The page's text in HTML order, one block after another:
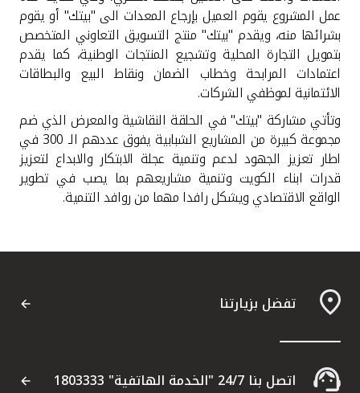
عمل المشروع يقوم العميل بإرجاع المعدات الى "بيتك" أو يقوم
بشرائها منه، ويقدم "بيتك" منتج التسويق التعاوني المتخصص
بتمويل التجارة المحلية وتشجيع المنتجات الوطنية، كما يقدم
اعتمادات المرابحة وخطاب الضمان ونقاط البيع والبطاقات
الائتمانية لموظفي الشركات.
وتأتي مشاركة "بيتك" في الحلقة النقاشية والمعرض الذي ضم
مجموعة كبيرة من المشاريع الشبابية يفوق عددهم الـ 300 في
اطار تعزيز الجهود لدعم وتنمية عجلة الابتكار والابداع لتعزيز
قدرات ابناء الكويت وتنمية مشاريعهم بما يصب في تطوير
الواقع الاقتصادي ويشكل رافدا مهما من روافد التنمية.
تفضل بزيارتنا
اتصل بنا 24/7 "الخدمة الهاتفية" 1803333